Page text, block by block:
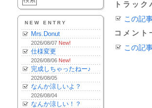
NEW ENTRY
Mrs.Donut
2026/08/07 New!
仕様変更
2026/08/06 New!
完成しちゃったねー♪
2026/08/05
なんか涼しいよ？
2026/08/04
なんか涼しい！？
トラッ
この記
コメント
この記